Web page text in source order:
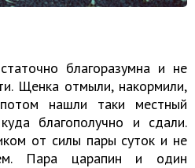
благоразумна и не
Щенка отмыли, накормили,
нашли таки местный
благополучно и сдали.
от силы пары суток и не
Пара царапин и один